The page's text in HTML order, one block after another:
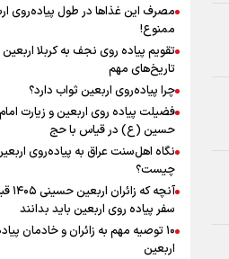
رابطه کارگر و کارفرما
به زوجیت
اینفو برنا/ میزان مالیات بر ارزش
افزوده چقدر است؟
اینفوبرنا/ سقف معافیت مالیاتی
حقوق کارکنان دولت و
در بودجه ۱۴۰۵ چقدر است؟
مصرف این غذاها در طول پیاده‌روی
ممنوع!
تاریخ‌های مهم
چرا پیاده‌روی اربعین ثواب دارد؟
فضیلت پیاده روی اربعین و زیارت امام
حسین (ع) در قیاس با حج
نگاه اهل‌سنت عراق به پیاده‌روی
چیست؟
آنچه که
سفر پیاده روی اربعین باید بدانند
۱۰ توصیه مهم به زائران و خادمان
اربعین